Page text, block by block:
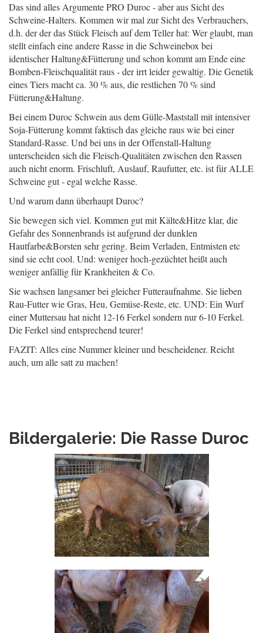
Das sind alles Argumente PRO Duroc - aber aus Sicht des
Schweine-Halters. Kommen wir mal zur Sicht des Verbrauchers,
d.h. der der das Stück Fleisch auf dem Teller hat: Wer glaubt, man
stellt einfach eine andere Rasse in die Schweinebox bei
identischer Haltung&Fütterung und schon kommt am Ende eine
Bomben-Fleischqualität raus - der irrt leider gewaltig. Die Genetik
eines Tiers macht ca. 30 % aus, die restlichen 70 % sind
Fütterung&Haltung.
Bei einem Duroc Schwein aus dem Gülle-Maststall mit intensiver
Soja-Fütterung kommt faktisch das gleiche raus wie bei einer
Standard-Rasse. Und bei uns in der Offenstall-Haltung
unterscheiden sich die Fleisch-Qualitäten zwischen den Rassen
auch nicht enorm. Frischluft, Auslauf, Raufutter, etc. ist für ALLE
Schweine gut - egal welche Rasse.
Und warum dann überhaupt Duroc?
Sie bewegen sich viel. Kommen gut mit Kälte&Hitze klar, die
Gefahr des Sonnenbrands ist aufgrund der dunklen
Hautfarbe&Borsten sehr gering. Beim Verladen, Entmisten etc
sind sie echt cool. Und: weniger hoch-gezüchtet heißt auch
weniger anfällig für Krankheiten & Co.
Sie wachsen langsamer bei gleicher Futteraufnahme. Sie lieben
Rau-Futter wie Gras, Heu, Gemüse-Reste, etc. UND: Ein Wurf
einer Muttersau hat nicht 12-16 Ferkel sondern nur 6-10 Ferkel.
Die Ferkel sind entsprechend teurer!
FAZIT: Alles eine Nummer kleiner und bescheidener. Reicht
auch, um alle satt zu machen!
Bildergalerie: Die Rasse Duroc